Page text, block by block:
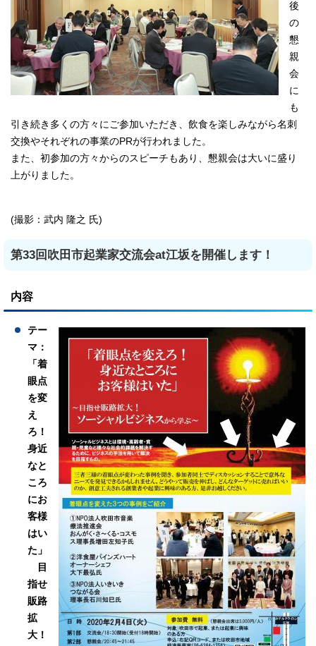
後
の
懇
親
会
に
も
引き続き多くの方々にご参加いただき、飲食を楽しみながら名刺
交換やそれぞれの事業のPRが行われました。
また、初参加の方々からのスピーチもあり、懇親会は大いに盛り
上がりました。
(撮影：武内 隆之 氏)
第33回吹田市起業家交流会at江坂を開催します！
内容
テー
マ：
「着
眼点
を変
え
ろ！
身近
なと
ころ
にお
客様
はい
た」
目
指せ
販路
拡
大！